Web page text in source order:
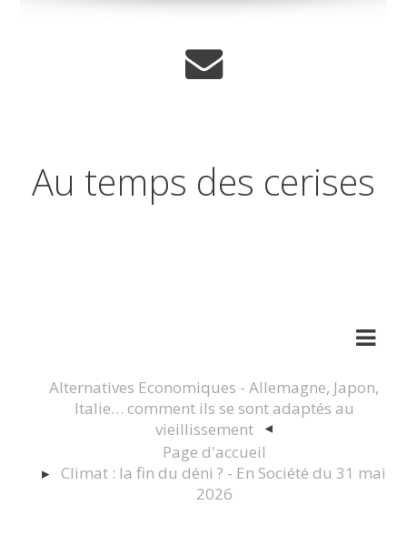
Au temps des cerises
Alternatives Economiques - Allemagne, Japon,
Italie… comment ils se sont adaptés au
vieillissement
Page d'accueil
Climat : la fin du déni ? - En Société du 31 mai
2026